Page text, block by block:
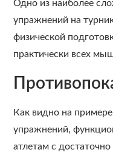
Одно из наиболее
упражнений на
физической
практически всех
Как видно на
упражнений,
атлетам с